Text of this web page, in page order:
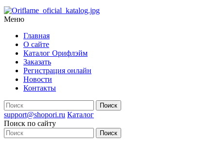
Меню
Главная
О сайте
Каталог Орифлэйм
Заказать
Регистрация онлайн
Новости
Контакты
support@shopori.ru Каталог
Поиск по сайту